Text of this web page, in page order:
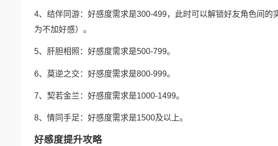
4、结伴同游：好感度需求是300-499，此时可以解锁好友角色间
为不加好感）。
5、肝胆相照：好感度需求是500-799。
6、莫逆之交：好感度需求是800-999。
7、契若金兰：好感度需求是1000-1499。
8、情同手足：好感度需求是1500及以上。
好感度提升攻略